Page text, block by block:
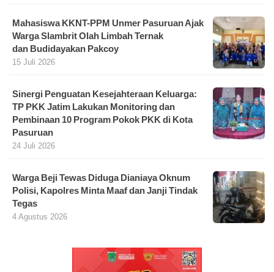
Mahasiswa KKNT-PPM Unmer Pasuruan Ajak
Warga Slambrit Olah Limbah Ternak
dan Budidayakan Pakcoy
15 Juli 2026
Sinergi Penguatan Kesejahteraan Keluarga:
TP PKK Jatim Lakukan Monitoring dan
Pembinaan 10 Program Pokok PKK di Kota
Pasuruan
24 Juli 2026
Warga Beji Tewas Diduga Dianiaya Oknum
Polisi, Kapolres Minta Maaf dan Janji Tindak
Tegas
4 Agustus 2026